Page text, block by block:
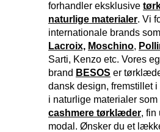
forhandler eksklusive
naturlige materialer. Vi
internationale brands som
Lacroix, Moschino,
Sarti, Kenzo etc. Vores
brand BESOS er
dansk design, fremstillet
i naturlige materialer som
cashmere tørklæder, fin
modal. Ønsker du et